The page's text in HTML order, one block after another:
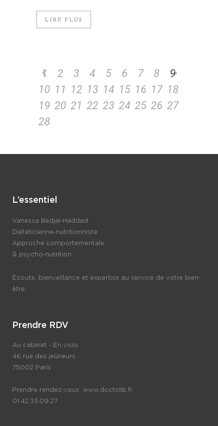
LIRE PLUS
1 2 3 4 5 6 7 8
9
10 11 12 13 14 15 16 17 18
19 20 21 22 23 24 25 26 27
28
L’essentiel
Vanessa Bedjaï-Haddad
Diététicienne-nutritionniste
Approche comportementale
& psycho-nutrition
Écoute, bienveillance et expertise au service de votre bien-
être.
Prendre RDV
Au cabinet - En visio
46 rue des jeûneurs
75002 Paris
Prendre rendez-vous: www.doctolib.fr
01.42.33.09.27